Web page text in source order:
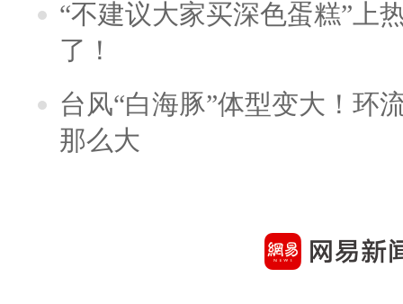
“不建议大家买深色蛋糕”上
了！
台风“白海豚”体型变大！环
那么大